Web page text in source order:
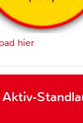
hier